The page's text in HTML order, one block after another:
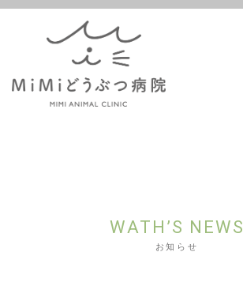
WATH’S NEWS
お知らせ